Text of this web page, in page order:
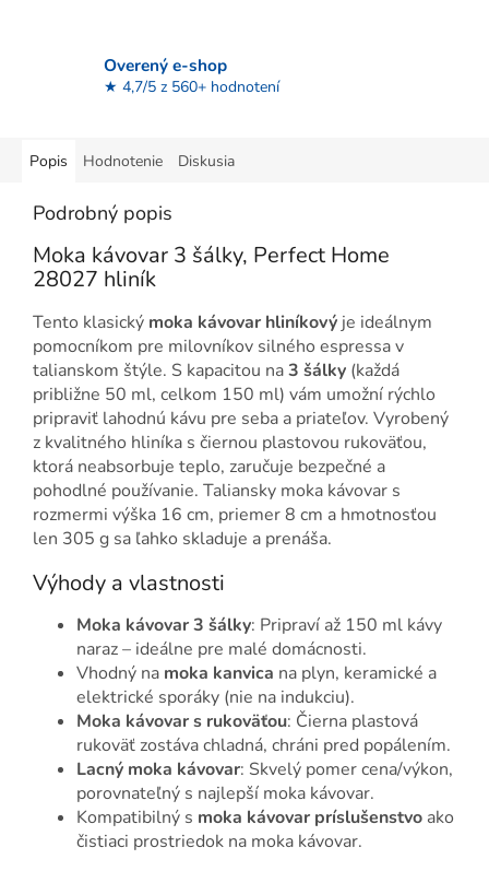
Overený e-shop
★ 4,7/5 z 560+ hodnotení
Popis Hodnotenie Diskusia
Podrobný popis
Moka kávovar 3 šálky, Perfect Home
28027 hliník
Tento klasický moka kávovar hliníkový je ideálnym
pomocníkom pre milovníkov silného espressa v
talianskom štýle. S kapacitou na3 šálky (každá
približne 50 ml, celkom 150 ml) vám umožní rýchlo
pripraviť lahodnú kávu pre seba a priateľov. Vyrobený
z kvalitného hliníka s čiernou plastovou rukoväťou,
ktorá neabsorbuje teplo, zaručuje bezpečné a
pohodlné používanie. Taliansky moka kávovar s
rozmermi výška 16 cm, priemer 8 cm a hmotnosťou
len 305 g sa ľahko skladuje a prenáša.
Výhody a vlastnosti
Moka kávovar 3 šálky: Pripraví až 150 ml kávy
naraz – ideálne pre malé domácnosti.
Vhodný na moka kanvica na plyn, keramické a
elektrické sporáky (nie na indukciu).
Moka kávovar s rukoväťou: Čierna plastová
rukoväť zostáva chladná, chráni pred popálením.
Lacný moka kávovar: Skvelý pomer cena/výkon,
porovnateľný s najlepší moka kávovar.
Kompatibilný s moka kávovar príslušenstvo ako
čistiaci prostriedok na moka kávovar.